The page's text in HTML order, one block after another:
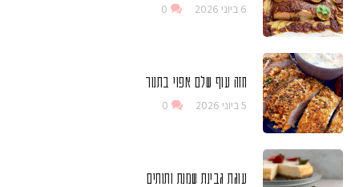
6 ביוני 2026 0
חזה עוף שלם אפוי בתנור
5 ביוני 2026 0
עוגת גבינת שמנת ותותים